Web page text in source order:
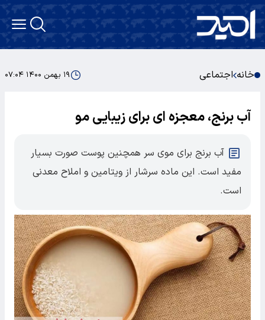
خانه اجتماعی ۱۹ بهمن ۱۴۰۰ ۰۷:۰۴
آب برنج، معجزه ای برای زیبایی مو
آب برنج برای موی سر همچنین پوست صورت بسیار
مفید است. این ماده سرشار از ویتامین و املاح معدنی
است.